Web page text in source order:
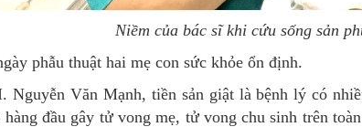
Niềm của bác sĩ khi cứu sống sản
phẫu thuật hai mẹ con sức khỏe ổn định.
Nguyễn Văn Mạnh, tiền sản giật là bệnh lý có
hàng đầu gây tử vong mẹ, tử vong chu sinh trên